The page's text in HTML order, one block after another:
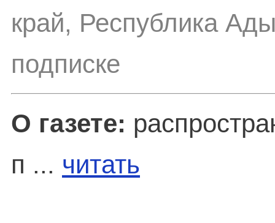
край, Республика
подписке
О газете:
п ... читать